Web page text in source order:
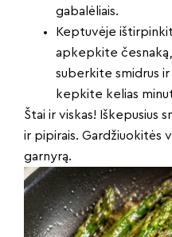
gabalėliais.
Keptuvėje
apkepkite česnaką,
suberkite smidrus
kepkite kelias
Štai ir viskas! Iškepusius
ir pipirais. Gardžiuokitės
garnyrą.